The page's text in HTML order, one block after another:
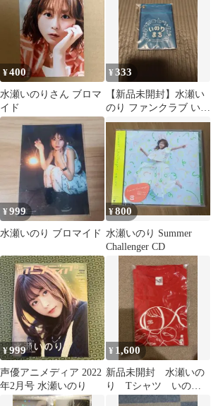
¥400
水瀬いのりさん ブロマ
イド
¥333
【新品未開封】水瀬い
のり ファンクラブ いの
りまち 入会特典 パスケ
ース
¥999
水瀬いのり ブロマイド
¥800
水瀬いのり Summer
Challenger CD
¥999
声優アニメディア 2022
年2月号 水瀬いのり
¥ 1,600
新品未開封 水瀬いの
り Tシャツ いのり
画伯 Lサイズ